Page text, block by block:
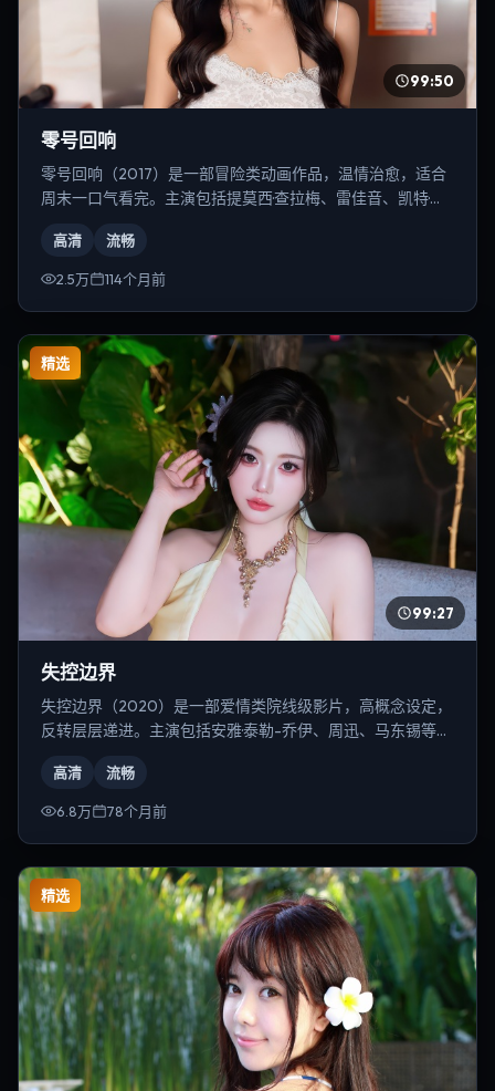
99:50
零号回响
零号回响（2017）是一部冒险类动画作品，温情治愈，适合
周末一口气看完。主演包括提莫西·查拉梅、雷佳音、凯特·布
高清 流畅
2.5万 114个月前
精选
99:27
失控边界
失控边界（2020）是一部爱情类院线级影片，高概念设定，
反转层层递进。主演包括安雅·泰勒-乔伊、周迅、马东锡等，
高清 流畅
6.8万 78个月前
精选